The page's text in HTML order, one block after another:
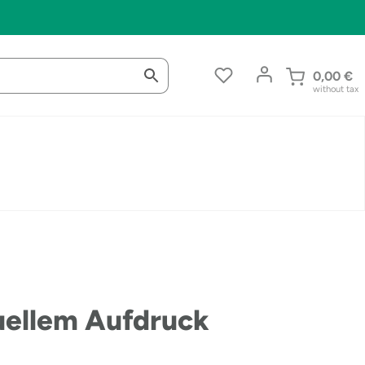
0,00 €
without tax
Aufdruck